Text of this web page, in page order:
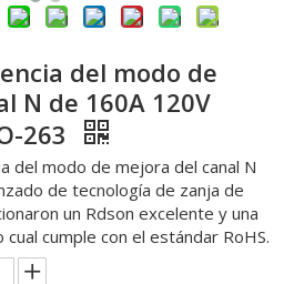
del modo de
N de 160A 120V
263
del modo de mejora del canal N
de tecnología de zanja de
un Rdson excelente y una
cumple con el estándar RoHS.